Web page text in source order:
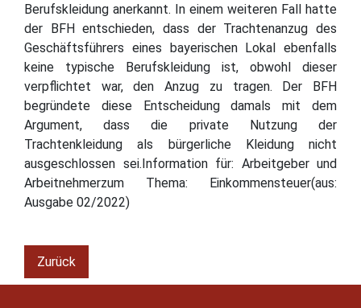
Berufskleidung anerkannt. In einem weiteren Fall hatte
der BFH entschieden, dass der Trachtenanzug des
Geschäftsführers eines bayerischen Lokal ebenfalls
keine typische Berufskleidung ist, obwohl dieser
verpflichtet war, den Anzug zu tragen. Der BFH
begründete diese Entscheidung damals mit dem
Argument, dass die private Nutzung der
Trachtenkleidung als bürgerliche Kleidung nicht
ausgeschlossen sei.Information für: Arbeitgeber und
Arbeitnehmerzum Thema: Einkommensteuer(aus:
Ausgabe 02/2022)
Zurück